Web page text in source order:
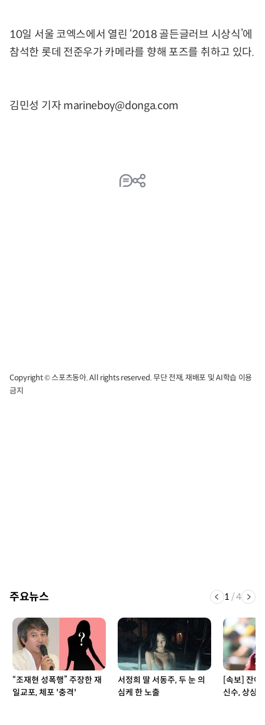
10일 서울 코엑스에서 열린 ‘2018 골든글러브 시상식’에
참석한 롯데 전준우가 카메라를 향해 포즈를 취하고 있다.
김민성 기자 marineboy@donga.com
Copyright © 스포츠동아. All rights reserved. 무단 전재, 재배포 및 AI학습 이용
금지
주요뉴스 1 /4
“조재현 성폭행” 주장한 재
일교포, 체포 '충격'
서정희 딸 서동주, 두 눈 의
심케 한 노출
[속보] 잔여
신수, 상상